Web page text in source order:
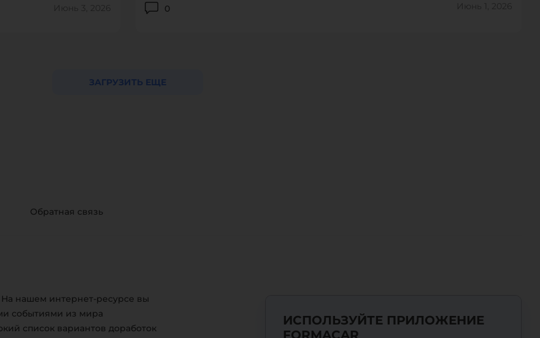
Июнь 3, 2026 0 Июнь 1, 2026
ЗАГРУЗИТЬ ЕЩЕ
Обратная связь
нашем интернет-ресурсе вы
событиями из мира
список вариантов доработок
ИСПОЛЬЗУЙТЕ ПРИЛОЖЕНИЕ
FORMACAR